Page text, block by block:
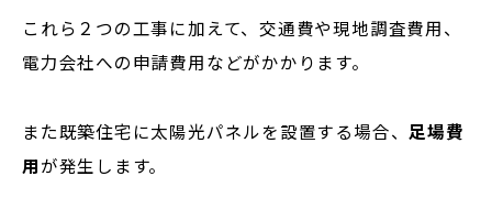
これら２つの工事に加えて、交通費や現地調査費用、
電力会社への申請費用などがかかります。
また既築住宅に太陽光パネルを設置する場合、 足場費
用が発生します。